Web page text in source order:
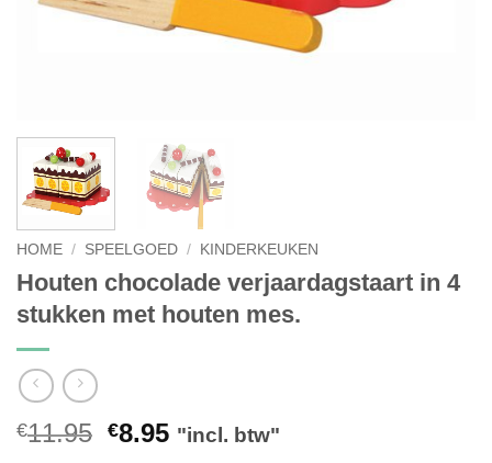
HOME / SPEELGOED / KINDERKEUKEN
Houten chocolade verjaardagstaart in 4
stukken met houten mes.
€11.95 Oorspronkelijke
€8.95Huidige
"incl. btw"